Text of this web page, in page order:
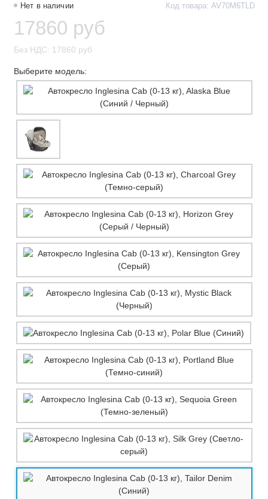
Нет в наличии Код товара: AV70M6TLD
17860 руб
Без НДС: 17860 руб
Выберите модель: